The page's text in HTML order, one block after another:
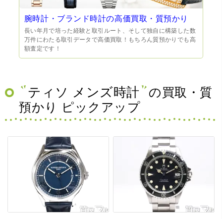
腕時計・ブランド時計の高価買取・質預かり
長い年月で培った経験と取引ルート、そして独自に構築した数
万件にわたる取引データで高価買取！もちろん質預かりでも高
額査定です！
ティソ メンズ時計
の買取・質
預かり ピックアップ